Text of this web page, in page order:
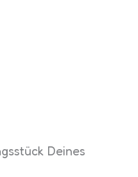
Deines